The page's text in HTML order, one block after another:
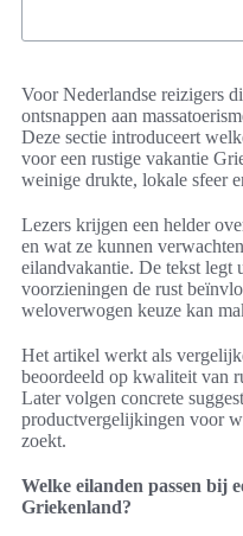
Voor Nederlandse reizigers
ontsnappen aan
Deze sectie introduceert
voor een rustige vakantie
weinige drukte, lokale sfeer
Lezers krijgen een helder
en wat ze kunnen
eilandvakantie. De tekst legt
voorzieningen de rust
weloverwogen keuze kan
Het artikel werkt als
beoordeeld op kwaliteit van
Later volgen concrete
productvergelijkingen voor
zoekt.
Welke eilanden passen bij
Griekenland?